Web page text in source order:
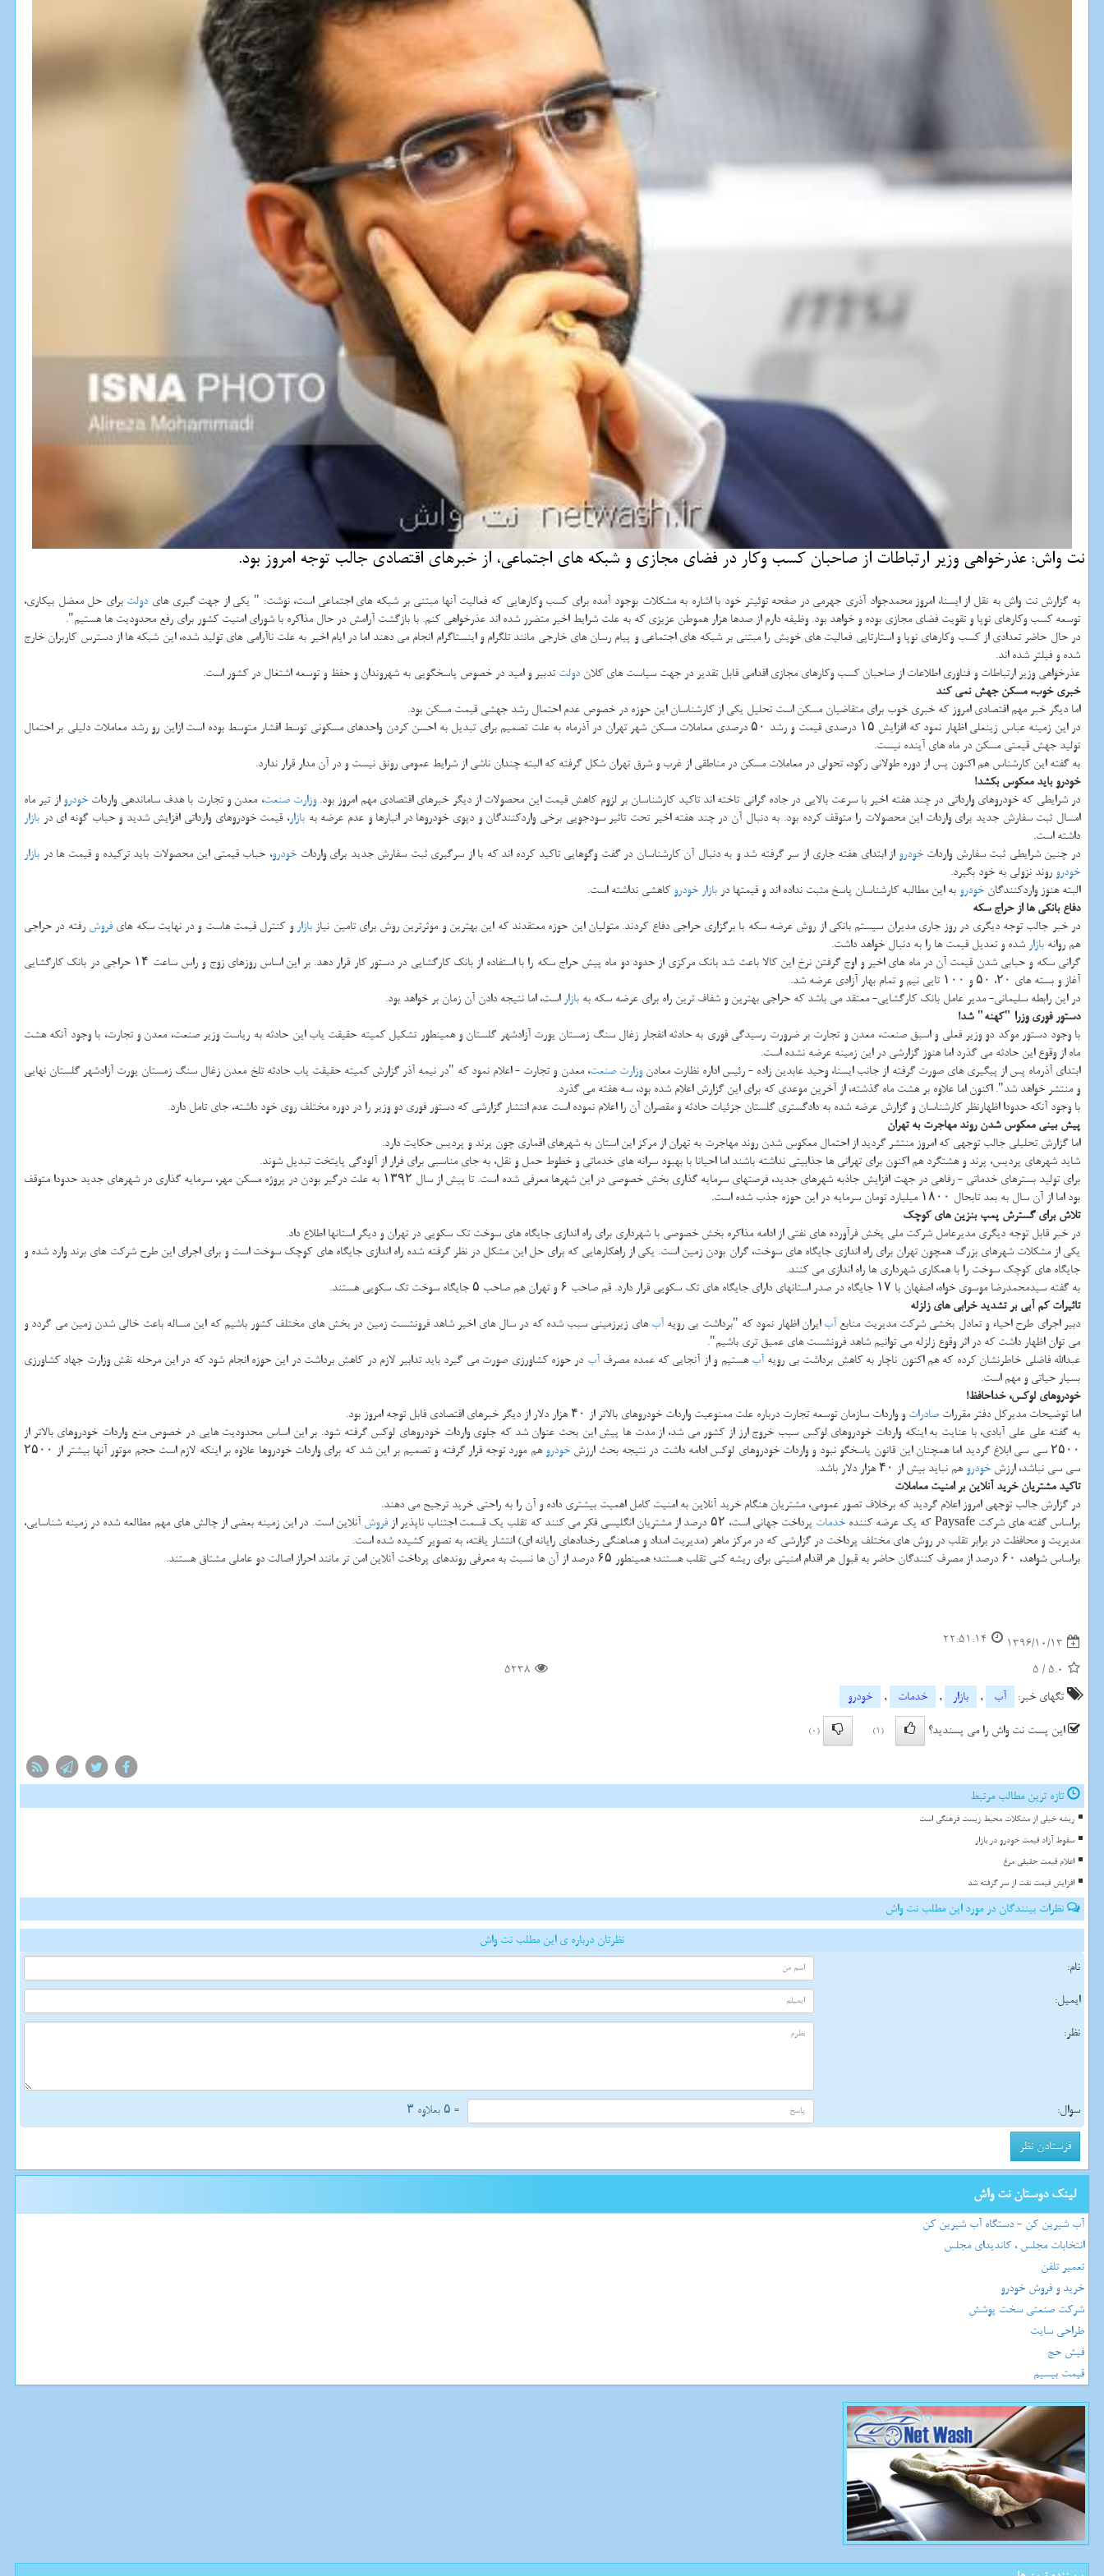
نت واش: عذرخواهی وزیر ارتباطات از صاحبان كسب وكار در فضای مجازی و شبكه های اجتماعی، از خبرهای اقتصادی جالب توجه امروز بود.
به گزارش نت واش به نقل از ایسنا، امروز محمدجواد آذری جهرمی در صفحه توئیتر خود با اشاره به مشكلات بوجود آمده برای كسب وكارهایی كه فعالیت آنها مبتنی بر شبكه های اجتماعی است، نوشت: " یكی از جهت گیری های دولت برای حل معضل بیكاری،
توسعه كسب وكارهای نوپا و تقویت فضای مجازی بوده و خواهد بود. وظیفه دارم از صدها هزار هموطن عزیزی كه به علت شرایط اخیر متضرر شده اند عذرخواهی كنم. با بازگشت آرامش در حال مذاكره با شورای امنیت كشور برای رفع محدودیت ها هستیم".
در حال حاضر تعدادی از كسب وكارهای نوپا و استارتاپی فعالیت های خویش را مبتنی بر شبكه های اجتماعی و پیام رسان های خارجی مانند تلگرام و اینستاگرام انجام می دهند اما در ایام اخیر به علت ناآرامی های تولید شده، این شبكه ها از دسترس كاربران خارج
شده و فیلتر شده اند.
عذرخواهی وزیر ارتباطات و فناوری اطلاعات از صاحبان كسب وكارهای مجازی اقدامی قابل تقدیر در جهت سیاست های كلان دولتتدبیر و امید در خصوص پاسخگویی به شهروندان و حفظ و توسعه اشتغال در كشور است.
خبری خوب، مسكن جهش نمی كند
اما دیگر خبر مهم اقتصادی امروز كه خبری خوب برای متقاضیان مسكن است تحلیل یكی از كارشناسان این حوزه در خصوص عدم احتمال رشد جهشی قیمت مسكن بود.
در این زمینه عباس زینعلی اظهار نمود كه افزایش ۱۵ درصدی قیمت و رشد ۵۰ درصدی معاملات مسكن شهر تهران در آذرماه به علت تصمیم برای تبدیل به احسن كردن واحدهای مسكونی توسط اقشار متوسط بوده است ازاین رو رشد معاملات دلیلی بر احتمال
تولید جهش قیمتی مسكن در ماه های آینده نیست.
به گفته این كارشناس هم اكنون پس از دوره طولانی ركود، تحولی در معاملات مسكن در مناطقی از غرب و شرق تهران شكل گرفته كه البته چندان ناشی از شرایط عمومی رونق نیست و در آن مدار قرار ندارد.
خودرو باید معكوس بكشد!
در شرایطی كه خودروهای وارداتی در چند هفته اخیر با سرعت بالایی در جاده گرانی تاخته اند تاكید كارشناسان بر لزوم كاهش قیمت این محصولات از دیگر خبرهای اقتصادی مهم امروز بود.وزارت صنعت، معدن و تجارت با هدف ساماندهی وارداتخودرواز تیر ماه
امسال ثبت سفارش جدید برای واردات این محصولات را متوقف كرده بود. به دنبال آن در چند هفته اخیر تحت تاثیر سودجویی برخی واردكنندگان و دپوی خودروها در انبارها و عدم عرضه به بازار، قیمت خودروهای وارداتی افزایش شدید و حباب گونه ای در بازار
داشته است.
در چنین شرایطی ثبت سفارش وارداتخودرو از ابتدای هفته جاری از سر گرفته شد و به دنبال آن كارشناسان در گفت وگوهایی تاكید كرده اند كه با از سرگیری ثبت سفارش جدید برای وارداتخودرو، حباب قیمتی این محصولات باید تركیده و قیمت ها در بازار
خودرو روند نزولی به خود بگیرد.
البته هنوز واردكنندگان خودرو به این مطالبه كارشناسان پاسخ مثبت نداده اند و قیمتها در بازار خودروكاهشی نداشته است.
دفاع بانكی ها از حراج سكه
در خبر جالب توجه دیگری در روز جاری مدیران سیستم بانكی از روش عرضه سكه با برگزاری حراجی دفاع كردند. متولیان این حوزه معتقدند كه این بهترین و موثرترین روش برای تامین نیازبازارو كنترل قیمت هاست و در نهایت سكه هایفروش رفته در حراجی
هم روانه بازار شده و تعدیل قیمت ها را به دنبال خواهد داشت.
گرانی سكه و حبابی شدن قیمت آن در ماه های اخیر و اوج گرفتن نرخ این كالا باعث شد بانك مركزی از حدود دو ماه پیش حراج سكه را با استفاده از بانك كارگشایی در دستور كار قرار دهد. بر این اساس روزهای زوج و راس ساعت ۱۴ حراجی در بانك كارگشایی
آغاز و بسته های ۲۰، ۵۰ و ۱۰۰ تایی نیم و تمام بهار آزادی عرضه شد.
در این رابطه سلیمانی- مدیر عامل بانك كارگشایی- معتقد می باشد كه حراجی بهترین و شفاف ترین راه برای عرضه سكه به بازاراست، اما نتیجه دادن آن زمان بر خواهد بود.
دستور فوری وزرا "كهنه" شد!
با وجود دستور موكد دو وزیر فعلی و اسبق صنعت، معدن و تجارت بر ضرورت رسیدگی فوری به حادثه انفجار زغال سنگ زمستان یورت آزادشهر گلستان و همینطور تشكیل كمیته حقیقت یاب این حادثه به ریاست وزیر صنعت، معدن و تجارت، با وجود آنكه هشت
ماه از وقوع این حادثه می گذرد اما هنوز گزارشی در این زمینه عرضه نشده است.
ابتدای آذرماه پس از پیگیری های صورت گرفته از جانب ایسنا، وحید عابدین زاده - رئیس اداره نظارت معادنوزارت صنعت، معدن و تجارت - اعلام نمود كه "در نیمه آذر گزارش كمیته حقیقت یاب حادثه تلخ معدن زغال سنگ زمستان یورت آزادشهر گلستان نهایی
و منتشر خواهد شد". اكنون اما علاوه بر هشت ماه گذشته، از آخرین موعدی كه برای این گزارش اعلام شده بود، سه هفته می گذرد.
با وجود آنكه حدودا اظهارنظر كارشناسان و گزارش عرضه شده به دادگستری گلستان جزئیات حادثه و مقصران آن را اعلام نموده است عدم انتشار گزارشی كه دستور فوری دو وزیر را در دوره مختلف روی خود داشته، جای تامل دارد.
پیش بینی معكوس شدن روند مهاجرت به تهران
اما گزارش تحلیلی جالب توجهی كه امروز منتشر گردید از احتمال معكوس شدن روند مهاجرت به تهران از مركز این استان به شهرهای اقماری چون پرند و پردیس حكایت دارد.
شاید شهرهای پردیس، پرند و هشتگرد هم اكنون برای تهرانی ها جذابیتی نداشته باشند اما احیانا با بهبود سرانه های خدماتی و خطوط حمل و نقل، به جای مناسبی برای فرار از آلودگی پایتخت تبدیل شوند.
برای تولید بسترهای خدماتی - رفاهی در جهت افزایش جاذبه شهرهای جدید، فرصتهای سرمایه گذاری بخش خصوصی در این شهرها معرفی شده است. تا پیش از سال ۱۳۹۲ به علت درگیر بودن در پروژه مسكن مهر، سرمایه گذاری در شهرهای جدید حدودا متوقف
بود اما از آن سال به بعد تابحال ۱۸۰۰ میلیارد تومان سرمایه در این حوزه جذب شده است.
تلاش برای گسترش پمپ بنزین های كوچك
در خبر قابل توجه دیگری مدیرعامل شركت ملی پخش فرآورده های نفتی از ادامه مذاكره بخش خصوصی با شهرداری برای راه اندازی جایگاه های سوخت تك سكویی در تهران و دیگر استانها اطلاع داد.
یكی از مشكلات شهرهای بزرگ همچون تهران برای راه اندازی جایگاه های سوخت، گران بودن زمین است. یكی از راهكارهایی كه برای حل این مشكل در نظر گرفته شده راه اندازی جایگاه های كوچك سوخت است و برای اجرای این طرح شركت های برند وارد شده و
جایگاه های كوچك سوخت را با همكاری شهرداری ها راه اندازی می كنند.
به گفته سیدمحمدرضا موسوی خواه، اصفهان با ۱۷ جایگاه در صدر استانهای دارای جایگاه های تك سكویی قرار دارد. قم صاحب ۶ و تهران هم صاحب ۵ جایگاه سوخت تك سكویی هستند.
تاثیرات كم آبی بر تشدید خرابی های زلزله
دبیر اجرای طرح احیاء و تعادل بخشی شركت مدیریت منابع آبایران اظهار نمود كه "برداشت بی رویهآبهای زیرزمینی سبب شده كه در سال های اخیر شاهد فرونشست زمین در بخش های مختلف كشور باشیم كه این مساله باعث خالی شدن زمین می گردد و
می توان اظهار داشت كه در اثر وقوع زلزله می توانیم شاهد فرونشست های عمیق تری باشیم".
عبدالله فاضلی خاطرنشان كرده كه هم اكنون ناچار به كاهش برداشت بی رویهآبهستیم و از آنجایی كه عمده مصرفآب در حوزه كشاورزی صورت می گیرد باید تدابیر لازم در كاهش برداشت در این حوزه انجام شود كه در این مرحله نقش وزارت جهاد كشاورزی
بسیار حیاتی و مهم است.
خودروهای لوكس، خداحافظ!
اما توضیحات مدیركل دفتر مقررات صادراتو واردات سازمان توسعه تجارت درباره علت ممنوعیت واردات خودروهای بالاتر از ۴۰ هزار دلار از دیگر خبرهای اقتصادی قابل توجه امروز بود.
به گفته علی علی آبادی، با عنایت به اینكه واردات خودروهای لوكس سبب خروج ارز از كشور می شد، از مدت ها پیش این بحث عنوان شد كه جلوی واردات خودروهای لوكس گرفته شود. بر این اساس محدودیت هایی در خصوص منع واردات خودروهای بالاتر از
۲۵۰۰ سی سی ابلاغ گردید اما همچنان این قانون پاسخگو نبود و واردات خودروهای لوكس ادامه داشت در نتیجه بحث ارزش
خودرو
هم مورد توجه قرار گرفته و تصمیم بر این شد كه برای واردات خودروها علاوه بر اینكه لازم است حجم موتور آنها بیشتر از ۲۵۰۰
سی سی نباشد، ارزش خودروهم نباید بیش از ۴۰ هزار دلار باشد.
تاكید مشتریان خرید آنلاین بر امنیت معاملات
در گزارش جالب توجهی امروز اعلام گردید كه برخلاف تصور عمومی، مشتریان هنگام خرید آنلاین به امنیت كامل اهمیت بیشتری داده و آن را به راحتی خرید ترجیح می دهند.
براساس گفته های شركت Paysafe كه یك عرضه كننده
خدمات پرداخت جهانی است، ۵۲ درصد از مشتریان انگلیسی فكر می كنند كه تقلب یك قسمت اجتناب ناپذیر از فروش آنلاین است. در این زمینه بعضی از چالش های مهم مطالعه شده در زمینه شناسایی،
مدیریت و محافظت در برابر تقلب در روش های مختلف پرداخت در گزارشی كه در مركز ماهر (مدیریت امداد و هماهنگی رخدادهای رایانه ای) انتشار یافته، به تصویر كشیده شده است.
براساس شواهد، ۶۰ درصد از مصرف كنندگان حاضر به قبول هر اقدام امنیتی برای ریشه كنی تقلب هستند؛ همینطور ۶۵ درصد از آن ها نسبت به معرفی روندهای پرداخت آنلاین امن تر مانند احراز اصالت دو عاملی مشتاق هستند.
1396/10/13
22:51:14
5.0
/
5
5238
تگهای خبر:
آب , بازار , خدمات ,
خودرو
این پست نت واش را می پسندید؟
(1)
(0)
تازه ترین مطالب مرتبط
ریشه خیلی از مشکلات محیط زیست فرهنگی است
سقوط آزاد قیمت خودرو در بازار
اعلام قیمت حقیقی مرغ
افزایش قیمت نفت از سر گرفته شد
نظرات بینندگان در مورد این مطلب نت واش
نظرتان درباره ی این مطلب نت واش
نام:
ایمیل:
نظر:
سوال: = ۵ بعلاوه ۳
لینک دوستان نت واش
آب شیرین کن - دستگاه آب شیرین کن
انتخابات مجلس ، کاندیدای مجلس
تعمیر تلفن
خرید و فروش خودرو
شرکت صنعتی سخت پوشش
طراحی سایت
فیش حج
قیمت بیسیم